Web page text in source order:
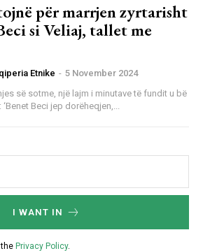
për marrjen zyrtarisht
si Veliaj, tallet me
Etnike - 5 November 2024
së sotme, një lajm i minutave të fundit u bë
Beci jep dorëheqjen,...
I WANT IN
Privacy Policy.